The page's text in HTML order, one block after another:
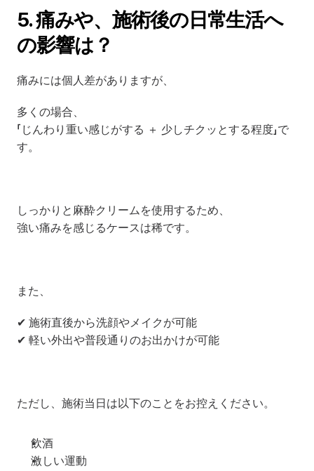
5. 痛みや、施術後の日常生活へ
の影響は？
痛みには個人差がありますが、
多くの場合、
「じんわり重い感じがする ＋ 少しチクッとする程度」で
す。
しっかりと麻酔クリームを使用するため、
強い痛みを感じるケースは稀です。
また、
✔ 施術直後から洗顔やメイクが可能
✔ 軽い外出や普段通りのお出かけが可能
ただし、施術当日は以下のことをお控えください。
飲酒
激しい運動